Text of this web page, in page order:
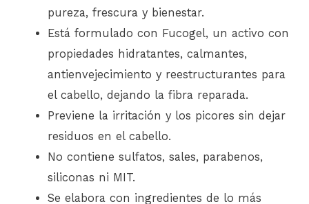
pureza, frescura y bienestar.
Está formulado con Fucogel, un activo con
propiedades hidratantes, calmantes,
antienvejecimiento y reestructurantes para
el cabello, dejando la fibra reparada.
Previene la irritación y los picores sin dejar
residuos en el cabello.
No contiene sulfatos, sales, parabenos,
siliconas ni MIT.
Se elabora con ingredientes de lo más